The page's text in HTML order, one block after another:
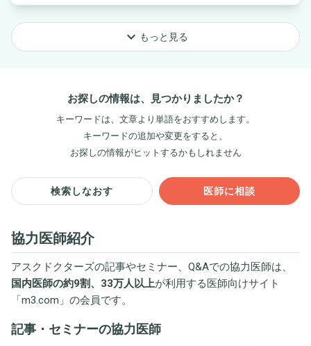
keyboard_arrow_down もっと見る
お探しの情報は、見つかりましたか？
キーワードは、文章より単語をおすすめします。
キーワードの追加や変更をすると、
お探しの情報がヒットするかもしれません
検索しなおす 医師に相談
協力医師紹介
アスクドクターズの記事やセミナー、Q&Aでの協力医師は、
国内医師の約9割、33万人以上が利用する医師向けサイト
「m3.com 」の会員です。
記事・セミナーの協力医師